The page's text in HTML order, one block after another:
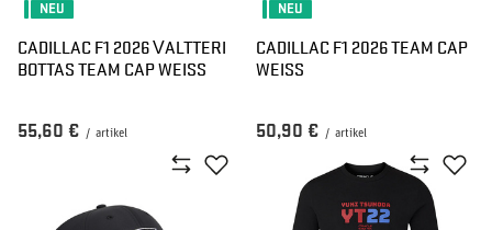
NEU
CADILLAC F1 2026 VALTTERI
BOTTAS TEAM CAP WEISS
55,60 € / artikel
NEU
CADILLAC F1 2026 TEAM CAP
WEISS
50,90 € / artikel